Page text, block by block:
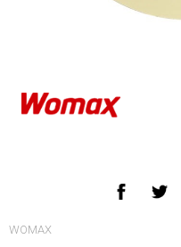
WOMAX